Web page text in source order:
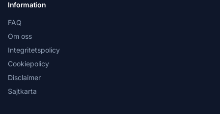
Information
FAQ
Om oss
Integritetspolicy
Cookiepolicy
Disclaimer
Sajtkarta